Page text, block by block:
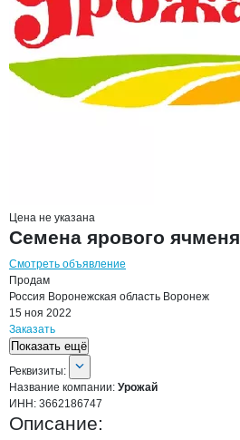
Цена не указана
Семена ярового ячменя
Смотреть объявление
Продам
Россия Воронежская область Воронеж
15 ноя 2022
Заказать
Показать ещё
О компании
Реквизиты
Реквизиты:
Название компании: Урожай
ИНН: 3662186747
Описание: